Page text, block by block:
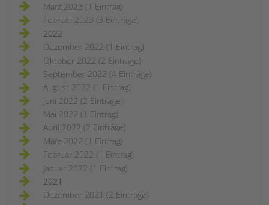
März 2023 (1 Eintrag)
Februar 2023 (3 Einträge)
2022
Dezember 2022 (1 Eintrag)
Oktober 2022 (2 Einträge)
September 2022 (4 Einträge)
August 2022 (1 Eintrag)
Juni 2022 (2 Einträge)
Mai 2022 (1 Eintrag)
April 2022 (2 Einträge)
März 2022 (1 Eintrag)
Februar 2022 (1 Eintrag)
Januar 2022 (1 Eintrag)
2021
Dezember 2021 (2 Einträge)